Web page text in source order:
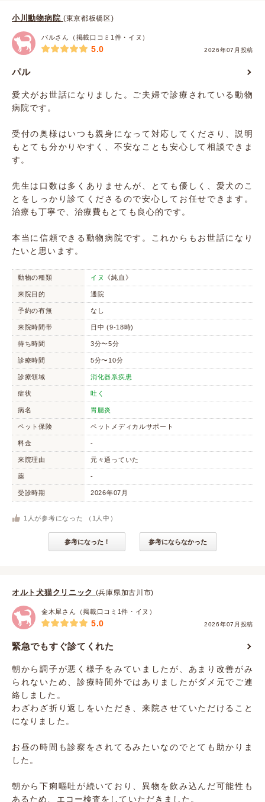
小川動物病院 (東京都板橋区)
パルさん（掲載口コミ1件・イヌ）
2026年07月投稿
5.0
パル
愛犬がお世話になりました。ご夫婦で診療されている動物
病院です。
受付の奥様はいつも親身になって対応してくださり、説明
もとても分かりやすく、不安なことも安心して相談できま
す。
先生は口数は多くありませんが、とても優しく、愛犬のこ
とをしっかり診てくださるので安心してお任せできます。
治療も丁寧で、治療費もとても良心的です。
本当に信頼できる動物病院です。これからもお世話になり
たいと思います。
動物の種類 イヌ 《純血》
来院目的 通院
予約の有無 なし
来院時間帯 日中 (9-18時)
待ち時間 3分〜5分
診療時間 5分〜10分
診療領域 消化器系疾患
症状 吐く
病名 胃腸炎
ペット保険 ペットメディカルサポート
料金 -
来院理由 元々通っていた
薬 -
受診時期 2026年07月
1 人が参考になった （ 1 人中）
参考になった！ 参考にならなかった
オルト犬猫クリニック (兵庫県加古川市)
金木犀さん（掲載口コミ1件・イヌ）
2026年07月投稿
5.0
緊急でもすぐ診てくれた
朝から調子が悪く様子をみていましたが、あまり改善がみ
られないため、診療時間外ではありましたがダメ元でご連
絡しました。
わざわざ折り返しをいただき、来院させていただけること
になりました。
お昼の時間も診察をされてるみたいなのでとても助かりま
した。
朝から下痢嘔吐が続いており、異物を飲み込んだ可能性も
あるため、エコー検査をしていただきました。